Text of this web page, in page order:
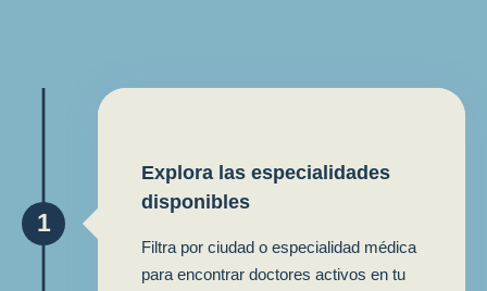
Explora las especialidades
disponibles
Filtra por ciudad o especialidad médica
para encontrar doctores activos en tu
1